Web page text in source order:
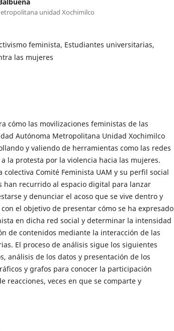
unidad Xochimilco
feminista, Estudiantes universitarias,
las mujeres
cómo las movilizaciones feministas de las
Autónoma Metropolitana Unidad Xochimilco
y valiendo de herramientas como las redes
la protesta por la violencia hacia las mujeres.
colectiva Comité Feminista UAM y su perfil social
han recurrido al espacio digital para lanzar
y denunciar el acoso que se vive dentro y
el objetivo de presentar cómo se ha expresado
en dicha red social y determinar la intensidad
de contenidos mediante la interacción de las
El proceso de análisis sigue los siguientes
análisis de los datos y presentación de los
y grafos para conocer la participación
reacciones, veces en que se comparte y